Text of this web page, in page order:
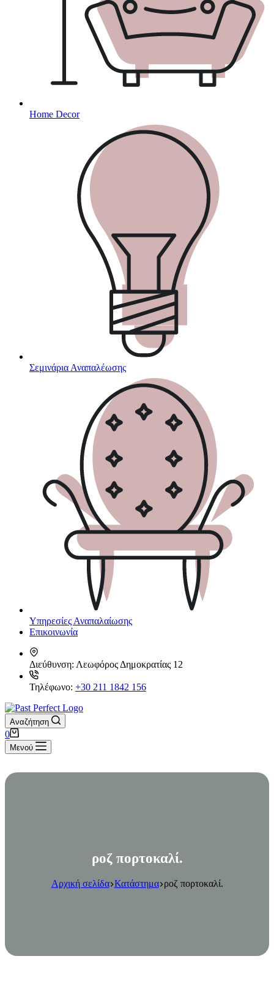
Home Decor
Σεμινάρια Αναπαλέωσης
Υπηρεσίες Αναπαλαίωσης
Επικοινωνία
Διεύθυνση: Λεωφόρος Δημοκρατίας 12
Τηλέφωνο: +30 211 1842 156
Αναζήτηση
Καλάθι
Αγορών
0
Μενού
ροζ πορτοκαλί.
Αρχική σελίδα Κατάστημα ροζ πορτοκαλί.